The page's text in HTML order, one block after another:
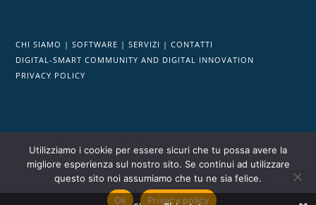
CHI SIAMO |SOFTWARE |SERVIZI |CONTATTI
DIGITAL-SMART COMMUNITY AND DIGITAL INNOVATION
PRIVACY POLICY
Powered by DigitalPA srl P.I/C.F. 03553050927|REA: CA - 280392
| Cap. Soc.: € 105.000,00 i.v.
Utilizziamo i cookie per essere sicuri che tu possa avere la
migliore esperienza sul nostro sito. Se continui ad utilizzare
questo sito noi assumiamo che tu ne sia felice.
Ok
Privacy policy